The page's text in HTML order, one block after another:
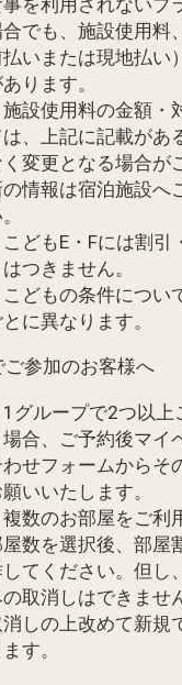
を利用されないプ
でも、施設使用料
いまたは現地払い
ります。
施設使用料の金額・
は、上記に記載があ
く変更となる場合が
の情報は宿泊施設へ
こどもE・Fには割
はつきません。
こどもの条件につい
とに異なります。
ご参加のお客様へ
1グループで2つ以
場合、ご予約後マイ
せフォームからそ
いいたします。
複数のお部屋をご利
数を選択後、部屋
てください。但し
取消しはできませ
しの上改めて新規
す。